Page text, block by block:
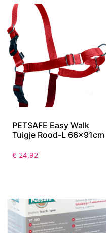
PETSAFE Easy Walk
Tuigje Rood-L 66x91cm
€ 24,92